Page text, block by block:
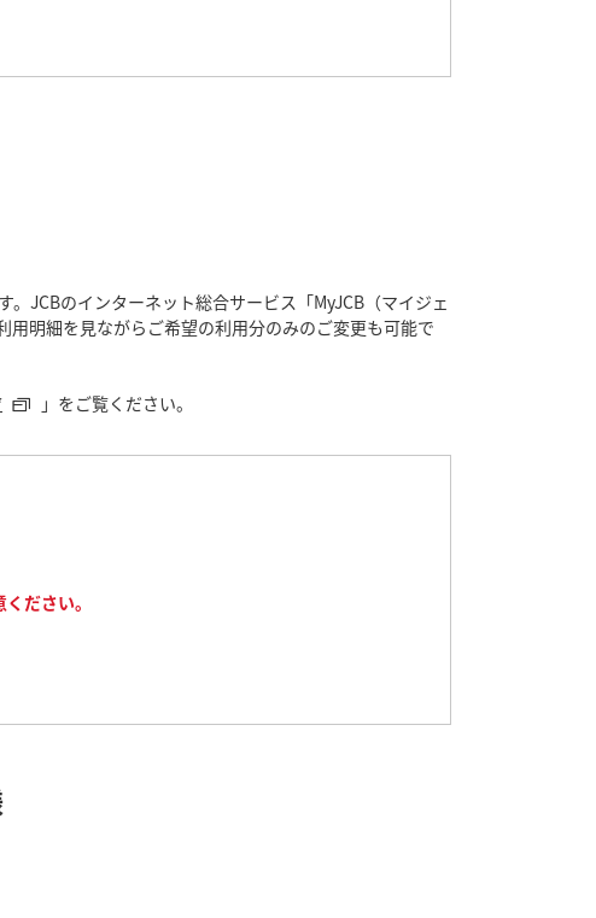
JCBのインターネット総合サービス「MyJCB（マイジェ
明細を見ながらご希望の利用分のみのご変更も可能で
」をご覧ください。
ださい。